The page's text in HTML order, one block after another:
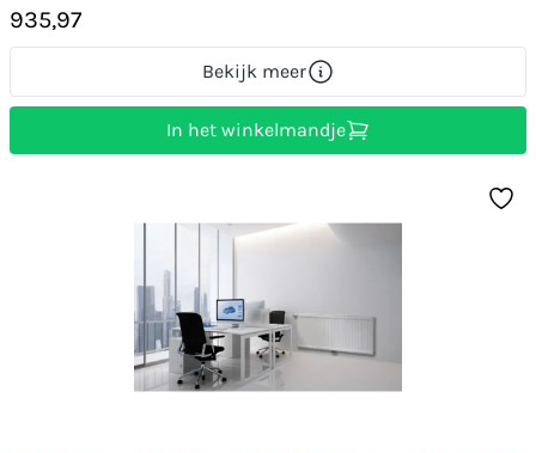
935,97
Bekijk meer
In het winkelmandje